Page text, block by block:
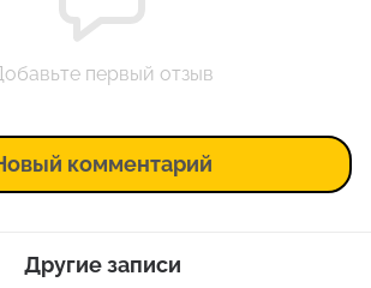
первый отзыв
комментарий
Другие записи